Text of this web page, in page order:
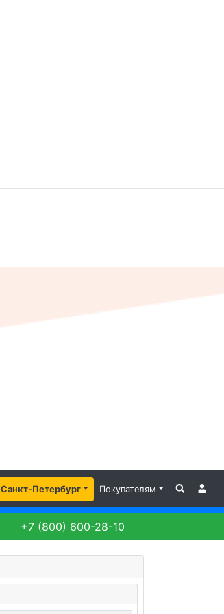
Санкт-Петербург Покупателям
+7 (800) 600-28-10